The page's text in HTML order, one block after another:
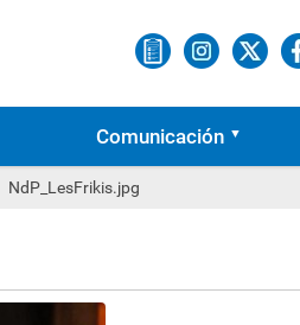
Comunicación
NdP_LesFrikis.jpg